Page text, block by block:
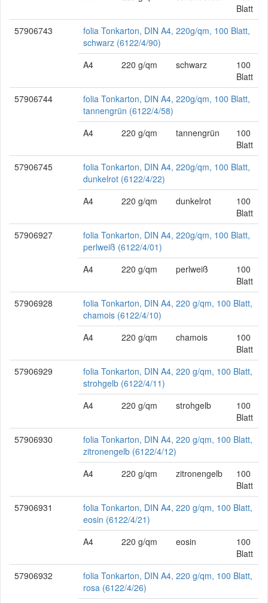
Blatt
57906743
folia Tonkarton, DIN A4, 220g/qm, 100 Blatt,
schwarz (6122/4/90)
A4
220 g/qm schwarz
100
Blatt
57906744
folia Tonkarton, DIN A4, 220g/qm, 100 Blatt,
tannengrün (6122/4/58)
A4
220 g/qm tannengrün
100
Blatt
57906745
folia Tonkarton, DIN A4, 220g/qm, 100 Blatt,
dunkelrot (6122/4/22)
A4
220 g/qm dunkelrot
100
Blatt
57906927
folia Tonkarton, DIN A4, 220g/qm, 100 Blatt,
perlweiß (6122/4/01)
A4
220 g/qm perlweiß
100
Blatt
57906928
folia Tonkarton, DIN A4, 220 g/qm, 100 Blatt,
chamois (6122/4/10)
A4
220 g/qm chamois
100
Blatt
57906929
folia Tonkarton, DIN A4, 220 g/qm, 100 Blatt,
strohgelb (6122/4/11)
A4
220 g/qm strohgelb
100
Blatt
57906930
folia Tonkarton, DIN A4, 220 g/qm, 100 Blatt,
zitronengelb (6122/4/12)
A4
220 g/qm zitronengelb
100
Blatt
57906931
folia Tonkarton, DIN A4, 220 g/qm, 100 Blatt,
eosin (6122/4/21)
A4
220 g/qm eosin
100
Blatt
57906932
folia Tonkarton, DIN A4, 220 g/qm, 100 Blatt,
rosa (6122/4/26)